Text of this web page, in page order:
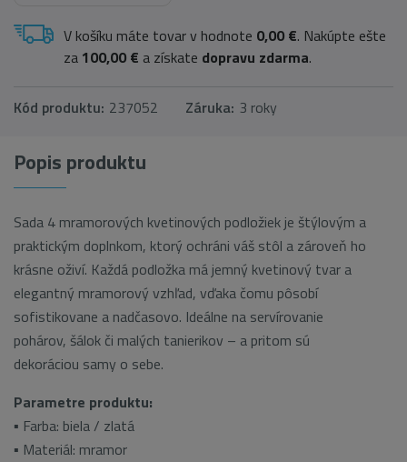
V košíku máte tovar v hodnote 0,00 €. Nakúpte ešte
za 100,00 € a získate dopravu zdarma.
Kód produktu: 237052 Záruka: 3 roky
Popis produktu
Sada 4 mramorových kvetinových podložiek je štýlovým a
praktickým doplnkom, ktorý ochráni váš stôl a zároveň ho
krásne oživí. Každá podložka má jemný kvetinový tvar a
elegantný mramorový vzhľad, vďaka čomu pôsobí
sofistikovane a nadčasovo. Ideálne na servírovanie
pohárov, šálok či malých tanierikov – a pritom sú
dekoráciou samy o sebe.
Parametre produktu:
▪ Farba: biela / zlatá
▪ Materiál: mramor